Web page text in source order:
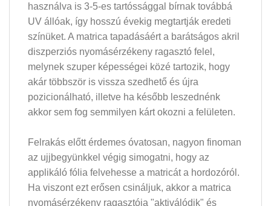
használva is 3-5-es tartóssággal bírnak továbbá
UV állóak, így hosszú évekig megtartják eredeti
színüket. A matrica tapadásáért a barátságos akril
diszperziós nyomásérzékeny ragasztó felel,
melynek szuper képességei közé tartozik, hogy
akár többször is vissza szedhető és újra
pozicionálható, illetve ha később leszednénk
akkor sem fog semmilyen kárt okozni a felületen.
Felrakás előtt érdemes óvatosan, nagyon finoman
az ujjbegyünkkel végig simogatni, hogy az
applikáló fólia felvehesse a matricát a hordozóról.
Ha viszont ezt erősen csináljuk, akkor a matrica
nyomásérzékeny ragasztója "aktiválódik" és